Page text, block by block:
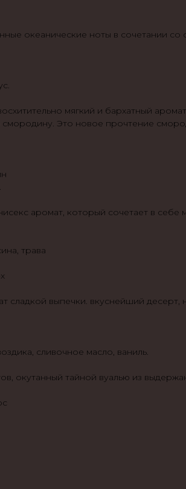
океанические ноты в сочетании
мягкий и бархатный
Это новое прочтение
аромат, который сочетает в
трава
сладкой выпечки. вкуснейший
сливочное масло, ваниль.
окутанный тайной вуалью из